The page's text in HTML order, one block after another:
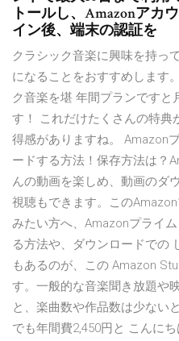
トールし、Amazonアカ
イン後、端末の認証を
クラシック音楽に興味を持っ
になることをおすすめします
ク音楽を堪 年間プランです
す！ これだけたくさんの特典
得感がありますね。 Amazon
ードする方法！保存方法は？
んの動画を楽しめ、動画のダ
視聴もできます。この
みたい方へ、Amazonプライ
る方法や、ダウンロードでの
もあるのが、この Amazon
す。一般的な音楽聞き放題や
と、楽曲数や作品数は少ない
でも年間費2,450円と こんに